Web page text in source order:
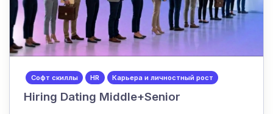
Софт скиллы HR Карьера и личностный рост
Hiring Dating Middle+Senior